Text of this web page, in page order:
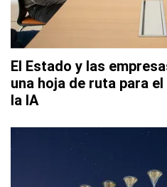
El Estado y las
una hoja de ruta para
la IA